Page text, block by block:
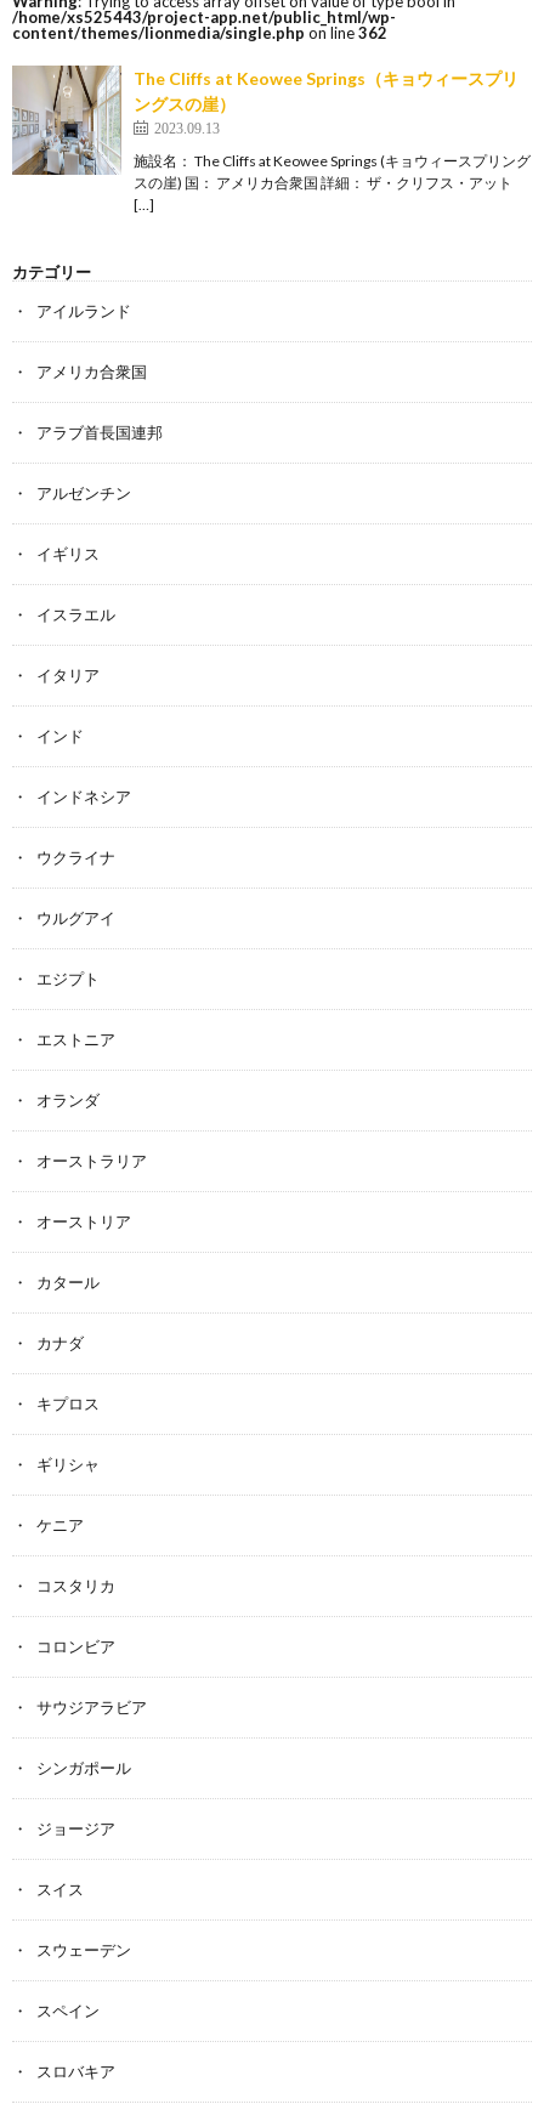
/home/xs525443/project-app.net/public_html/wp-
content/themes/lionmedia/single.php on line362
The Cliffs at Keowee Springs（キョウィースプリ
ングスの崖）
2023.09.13
施設名： The Cliffs at Keowee Springs (キョウィースプリング
スの崖) 国： アメリカ合衆国 詳細： ザ・クリフス・アット
[…]
カテゴリー
アイルランド
アメリカ合衆国
アラブ首長国連邦
アルゼンチン
イギリス
イスラエル
イタリア
インド
インドネシア
ウクライナ
ウルグアイ
エジプト
エストニア
オランダ
オーストラリア
オーストリア
カタール
カナダ
キプロス
ギリシャ
ケニア
コスタリカ
コロンビア
サウジアラビア
シンガポール
ジョージア
スイス
スウェーデン
スペイン
スロバキア